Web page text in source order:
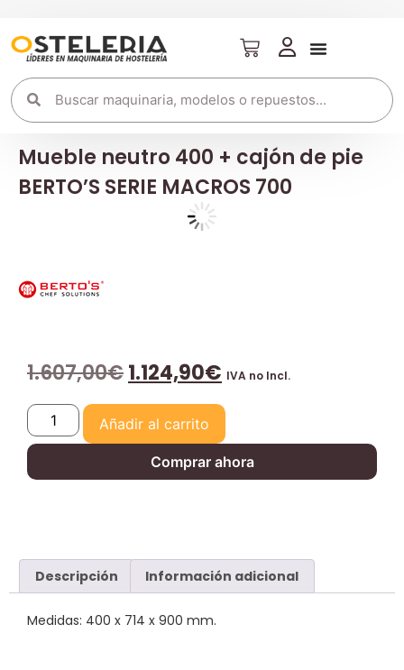
Mueble neutro 400 + cajón de pie
BERTO’S SERIE MACROS 700
1.607,00€1.124,90€ IVA no Incl.
Añadir al carrito
Comprar ahora
Descripción Información adicional
Medidas: 400 x 714 x 900 mm.